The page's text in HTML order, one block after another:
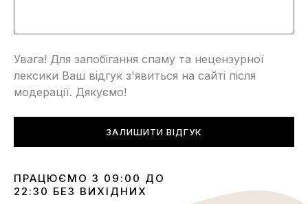
Увага! Для запобігання спаму та нецензурної
лексики Ваш відгук з'явиться на сайті після
модерації. Дякуємо!
ЗАЛИШИТИ ВІДГУК
ПРАЦЮЄМО З 09:00 ДО
22:30 БЕЗ ВИХІДНИХ